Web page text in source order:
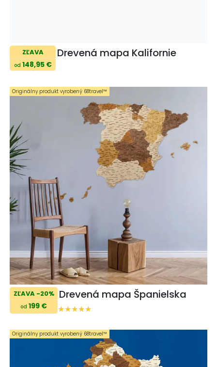
ZĽAVA
od 148,95 €
Drevená mapa Kalifornie
ZĽAVA -20%
od 199 €
Drevená mapa Španielska
Originálny produkt vyrobený 68travel™️
Originálny produkt vyrobený 68travel™️